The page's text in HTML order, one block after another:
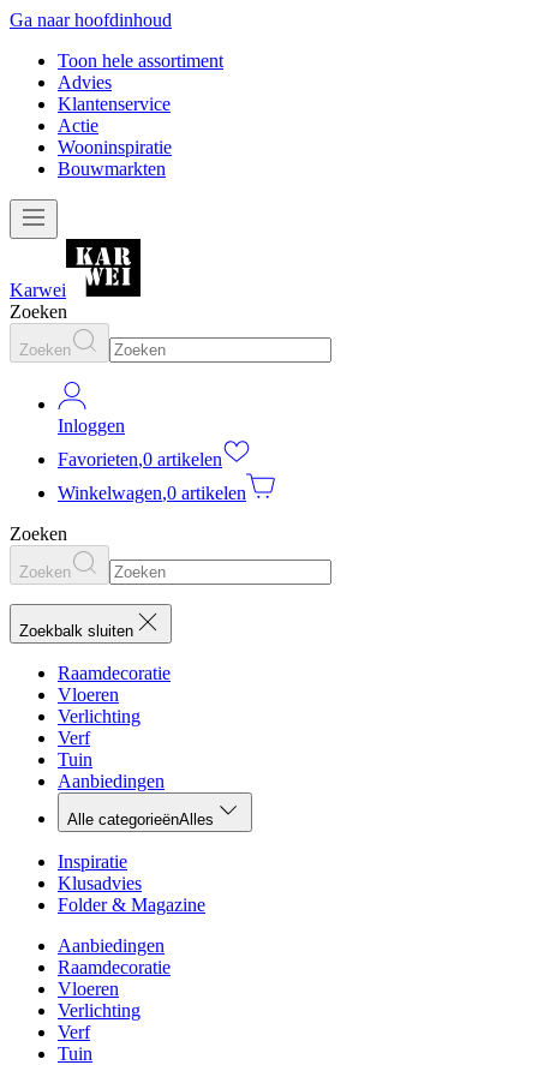
Ga naar hoofdinhoud
Toon hele assortiment
Advies
Klantenservice
Actie
Wooninspiratie
Bouwmarkten
Karwei
Zoeken
Zoeken
Inloggen
Favorieten,0 artikelen
Winkelwagen,0 artikelen
Zoeken
Zoeken
Zoekbalk sluiten
Raamdecoratie
Vloeren
Verlichting
Verf
Tuin
Aanbiedingen
Alle categorieënAlles
Inspiratie
Klusadvies
Folder & Magazine
Aanbiedingen
Raamdecoratie
Vloeren
Verlichting
Verf
Tuin